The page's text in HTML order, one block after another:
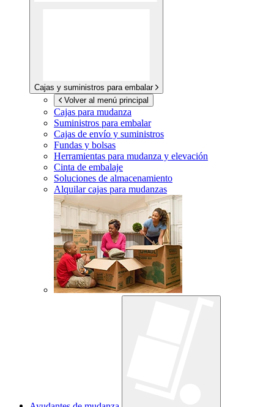
Cajas y suministros para embalar
Volver al menú principal
Cajas para mudanza
Suministros para embalar
Cajas de envío y suministros
Fundas y bolsas
Herramientas para mudanza y elevación
Cinta de embalaje
Soluciones de almacenamiento
Alquilar cajas para mudanzas